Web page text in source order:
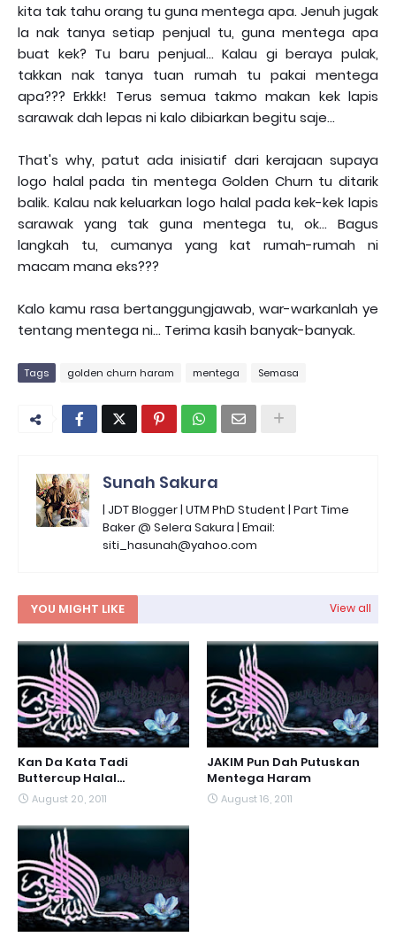
kita tak tahu orang tu guna mentega apa. Jenuh jugak
la nak tanya setiap penjual tu, guna mentega apa
buat kek? Tu baru penjual... Kalau gi beraya pulak,
takkan nak tanya tuan rumah tu pakai mentega
apa??? Erkkk! Terus semua takmo makan kek lapis
sarawak dah lepas ni kalo dibiarkan begitu saje...
That's why, patut ada inisiatif dari kerajaan supaya
logo halal pada tin mentega Golden Churn tu ditarik
balik. Kalau nak keluarkan logo halal pada kek-kek lapis
sarawak yang tak guna mentega tu, ok... Bagus
langkah tu, cumanya yang kat rumah-rumah ni
macam mana eks???
Kalo kamu rasa bertanggungjawab, war-warkanlah ye
tentang mentega ni... Terima kasih banyak-banyak.
Tags golden churn haram mentega Semasa
Sunah Sakura
| JDT Blogger | UTM PhD Student | Part Time
Baker @ Selera Sakura | Email:
siti_hasunah@yahoo.com
YOU MIGHT LIKE View all
Kan Da Kata Tadi
Buttercup Halal...
August 20, 2011
JAKIM Pun Dah Putuskan
Mentega Haram
August 16, 2011